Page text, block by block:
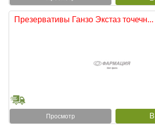
Презервативы Ганзо Экстаз точечн...
Просмотр